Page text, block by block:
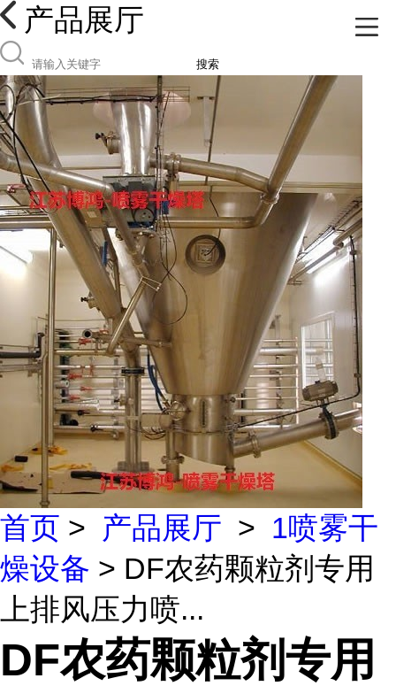
产品展厅
搜索
首页 > 产品展厅 > 1喷雾干
燥设备 > DF农药颗粒剂专用
上排风压力喷...
DF农药颗粒剂专用